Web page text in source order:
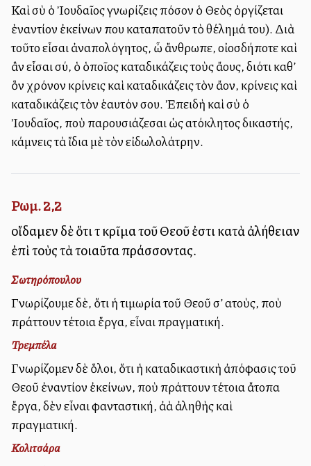
Καὶ σὺ ὁ Ἰουδαῖος γνωρίζεις πόσον ὁ Θεὸς ὀργίζεται
ἐναντίον ἐκείνων που καταπατοῦν τὸ θέλημά του). Διὰ
τοῦτο εἶσαι ἀναπολόγητος, ὦ ἄνθρωπε, οἰοσδήποτε καὶ
ἂν εἶσαι σύ, ὁ ὁποῖος καταδικάζεις τοὺς ἄλλους, διότι καθ’
ὃν χρόνον κρίνεις καὶ καταδικάζεις τὸν ἄλλον, κρίνεις καὶ
καταδικάζεις τὸν ἑαυτόν σου. Ἐπειδὴ καὶ σὺ ὁ
Ἰουδαῖος, ποὺ παρουσιάζεσαι ὡς αὐτόκλητος δικαστής,
κάμνεις τὰ ἴδια μὲ τὸν εἰδωλολάτρην.
Ρωμ. 2,2
οἴδαμεν δὲ ὅτι τὸ κρῖμα τοῦ Θεοῦ ἐστι κατὰ ἀλήθειαν
ἐπὶ τοὺς τὰ τοιαῦτα πράσσοντας.
Σωτηρόπουλου
Γνωρίζουμε δὲ, ὅτι ἡ τιμωρία τοῦ Θεοῦ σ’ αὐτοὺς, ποὺ
πράττουν τέτοια ἔργα, εἶναι πραγματική.
Τρεμπέλα
Γνωρίζομεν δὲ ὅλοι, ὅτι ἡ καταδικαστικὴ ἀπόφασις τοῦ
Θεοῦ ἐναντίον ἐκείνων, ποὺ πράττουν τέτοια ἄτοπα
ἔργα, δὲν εἶναι φανταστική, ἀλλὰ ἀληθὴς καὶ
πραγματική.
Κολιτσάρα